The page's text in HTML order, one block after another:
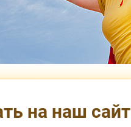
на наш сайт